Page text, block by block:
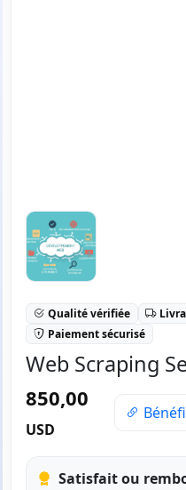
Qualité vérifiée
Paiement sécurisé
Web Scraping
850,00
USD
Satisfait ou